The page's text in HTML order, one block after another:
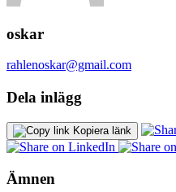
oskar
rahlenoskar@gmail.com
Dela inlägg
Kopiera länk
Ämnen